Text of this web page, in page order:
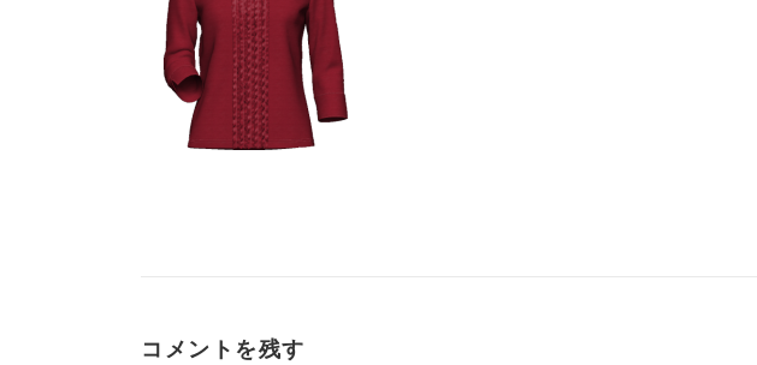
コメントを残す